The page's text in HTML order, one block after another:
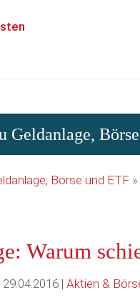
Geldanlage,
Börse und ETF»
Warum
| Aktien &